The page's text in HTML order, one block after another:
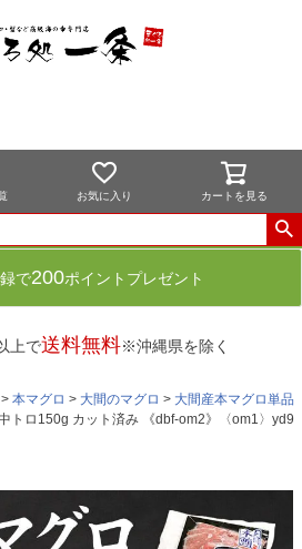
お気に入り カートを見る
で200ポイントプレゼント
上で送料無料※沖縄県を除く
本マグロ 大間のマグロ
大間産本マグロ単品
トロ150g カット済み 《dbf-om2》〈om1〉yd9